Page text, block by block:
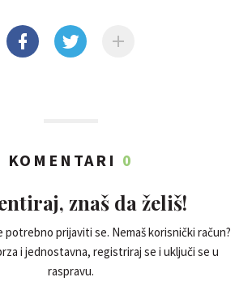
KOMENTARI 0
znaš da želiš!
potrebno prijaviti se. Nemaš korisnički račun?
i jednostavna, registriraj se i uključi se u
raspravu.